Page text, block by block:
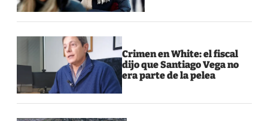
Crimen en White: el fiscal
dijo que Santiago Vega no
era parte de la pelea